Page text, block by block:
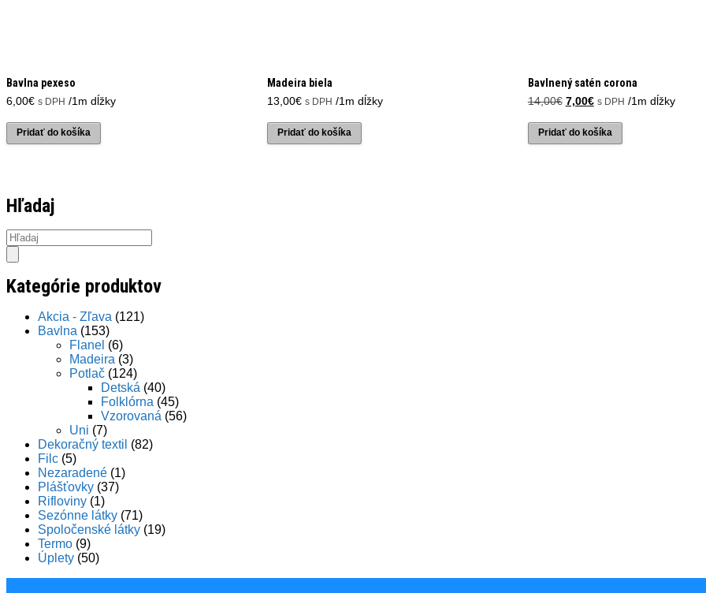
Bavlna pexeso
6,00€ s DPH /1m dĺžky
Pridať do košíka
Madeira biela
13,00€ s DPH /1m dĺžky
Pridať do košíka
Bavlnený satén corona
14,00€ Pôvodná
bola:
14,00€.
7,00€Aktuálna
je:
7,00€.
s DPH /1m dĺžky
Pridať do košíka
Hľadaj
Products
search
Kategórie produktov
Akcia - Zľava (121)
Bavlna (153)
Flanel (6)
Madeira (3)
Potlač (124)
Detská (40)
Folklórna (45)
Vzorovaná (56)
Uni (7)
Dekoračný textil (82)
Filc (5)
Nezaradené (1)
Plášťovky (37)
Rifloviny (1)
Sezónne látky (71)
Spoločenské látky (19)
Termo (9)
Úplety (50)